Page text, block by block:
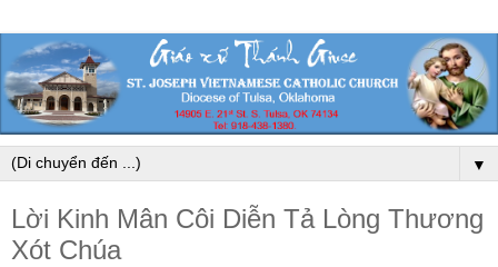
▼
Lời Kinh Mân Côi Diễn Tả Lòng Thương
Xót Chúa